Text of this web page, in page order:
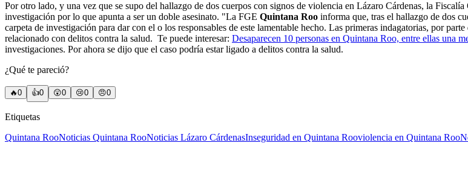
Por otro lado, y una vez que se supo del hallazgo de dos cuerpos con signos de violencia en Lázaro Cárdenas, la Fiscalía
investigación por lo que apunta a ser un doble asesinato. "La FGE Quintana Roo informa que, tras el hallazgo de dos
carpeta de investigación para dar con el o los responsables de este lamentable hecho. Las primeras indagatorias, por
relacionado con delitos contra la salud. Te puede interesar: Desaparecen 10 personas en Quintana Roo, entre ellas una
investigaciones. Por ahora se dijo que el caso podría estar ligado a delitos contra la salud.
¿Qué te pareció?
🔥0 👍0 😲0 😢0 😠0
Etiquetas
Quintana RooNoticias Quintana RooNoticias Lázaro CárdenasInseguridad en Quintana Rooviolencia en Quintana Roo